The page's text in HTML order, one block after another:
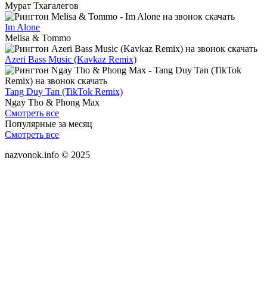
Мурат Тхагалегов
Im Alone
Melisa & Tommo
Azeri Bass Music (Kavkaz Remix)
Tang Duy Tan (TikTok Remix)
Ngay Tho & Phong Max
Смотреть все
Популярные за месяц
Смотреть все
nazvonok.info © 2025